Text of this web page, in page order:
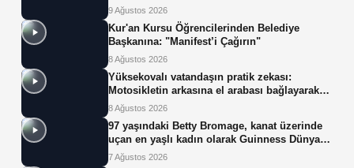
9 Ağustos 2026
Kur'an Kursu Öğrencilerinden Belediye
Başkanına: "Manifest’i Çağırın"
8 Ağustos 2026
Yüksekovalı vatandaşın pratik zekası:
Motosikletin arkasına el arabası bağlayarak
üzerinde ot taşıdı
8 Ağustos 2026
97 yaşındaki Betty Bromage, kanat üzerinde
uçan en yaşlı kadın olarak Guinness Dünya
Rekoru'nu kırdı
7 Ağustos 2026